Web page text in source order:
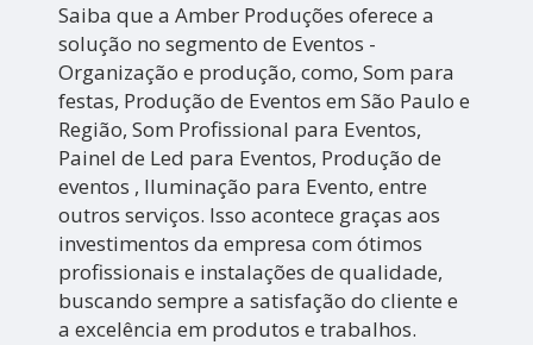
Saiba que a Amber Produções oferece a
solução no segmento de Eventos -
Organização e produção, como, Som para
festas, Produção de Eventos em São Paulo e
Região, Som Profissional para Eventos,
Painel de Led para Eventos, Produção de
eventos , Iluminação para Evento, entre
outros serviços. Isso acontece graças aos
investimentos da empresa com ótimos
profissionais e instalações de qualidade,
buscando sempre a satisfação do cliente e
a excelência em produtos e trabalhos.